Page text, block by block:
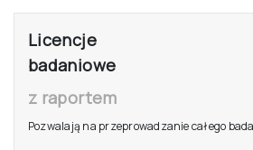
Licencje
badaniowe
z raportem
Pozwalają na przeprowadzanie całego